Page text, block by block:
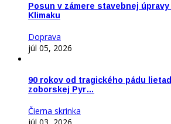
Posun v zámere stavebnej
Klimaku
Doprava
júl 05, 2026
90 rokov od tragického pádu
zoborskej Pyr…
Čierna skrinka